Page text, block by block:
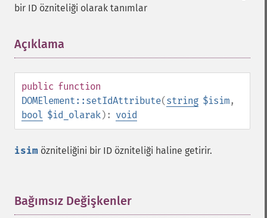
bir ID özniteliği olarak tanımlar
Açıklama
public function
DOMElement::setIdAttribute(string $isim,
bool $id_olarak): void
isim özniteliğini bir ID özniteliği haline getirir.
Bağımsız Değişkenler